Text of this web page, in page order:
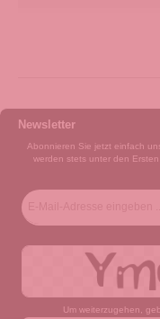
Newsletter
Abonnieren Sie jetzt einfach
werden stets unter den
Um weiterzugehen,